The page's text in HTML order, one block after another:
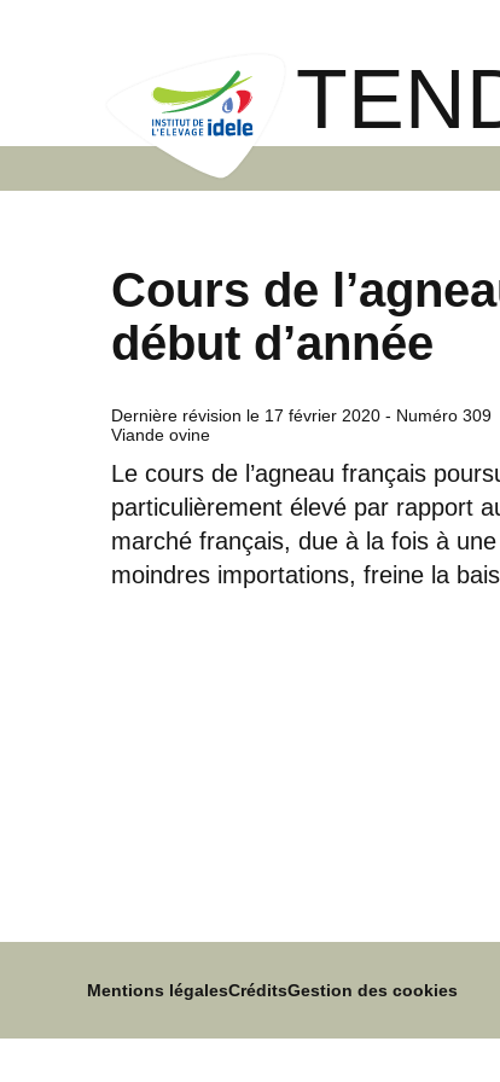
Cours de
début d’année
Dernière révision le 17 février 2020 - Numéro 309
Viande ovine
Le cours de l’agneau français
particulièrement élevé par rapport
marché français, due à la fois à
moindres importations, freine la
Mentions légalesCréditsGestion des cookies